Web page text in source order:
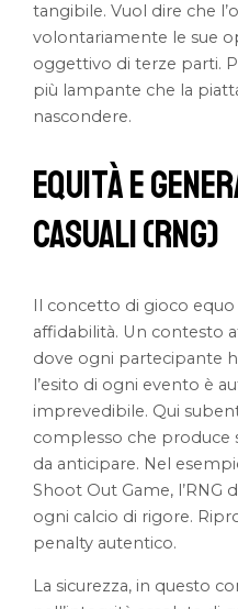
tangibile. Vuol dire che
volontariamente le sue
oggettivo di terze parti.
più lampante che la
nascondere.
Equità e
Casuali (RNG)
Il concetto di gioco
affidabilità. Un contesto
dove ogni partecipante
l’esito di ogni evento è
imprevedibile. Qui
complesso che produce
da anticipare. Nel
Shoot Out Game, l’RNG
ogni calcio di rigore.
penalty autentico.
La sicurezza, in questo